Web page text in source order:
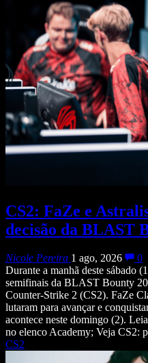
CS2: FaZe e
decisão da BLAST
Nicole Pereira 1 ago, 2026
0
Durante a manhã deste sábado
semifinais da BLAST Bounty
Counter-Strike 2 (CS2). FaZe
lutaram para avançar e
acontece neste domingo (2).
no elenco Academy; Veja
CS2